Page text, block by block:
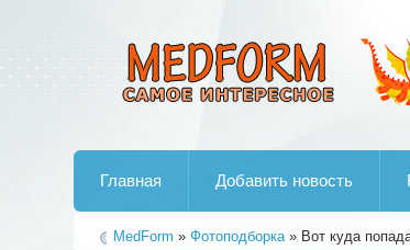
Главная Добавить новость
MedForm »Фотоподборка» Вот куда